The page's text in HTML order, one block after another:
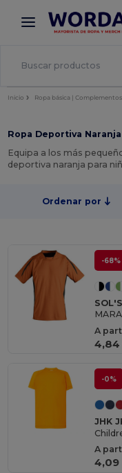
× App de
¡Mejores precios
Inicio Ropa básica | Complementos
Ropa Deportiva
Equipa a los más
deportiva naranja para
Ordenar por
-68%
A
-0%
JHK
A
4,09